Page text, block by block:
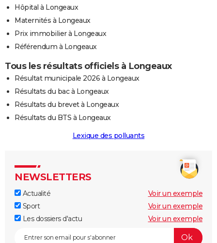
Hôpital à Longeaux
Maternités à Longeaux
Prix immobilier à Longeaux
Référendum à Longeaux
Tous les résultats officiels à Longeaux
Résultat municipale 2026 à Longeaux
Résultats du bac à Longeaux
Résultats du brevet à Longeaux
Résultats du BTS à Longeaux
Lexique des polluants
NEWSLETTERS
Actualité
Voir un exemple
Sport
Voir un exemple
Les dossiers d'actu
Voir un exemple